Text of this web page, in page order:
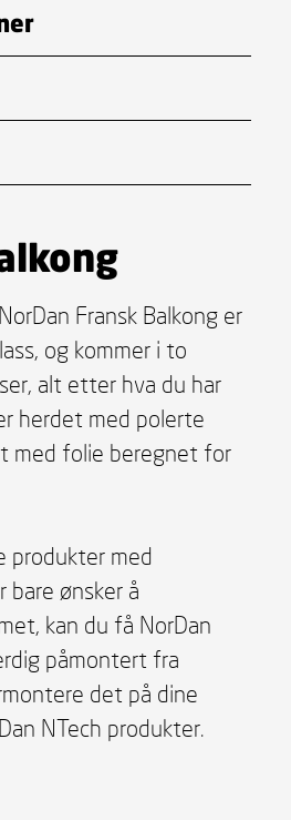
Fransk Balkong er
og kommer i to
alt etter hva du har
herdet med polerte
med folie beregnet for
produkter med
bare ønsker å
kan du få NorDan
påmontert fra
det på dine
NTech produkter.